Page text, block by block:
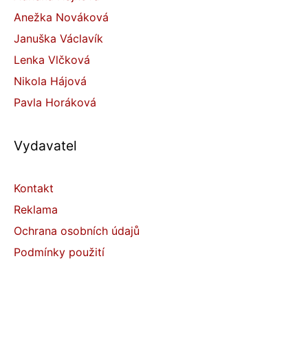
Anežka Nováková
Januška Václavík
Lenka Vlčková
Nikola Hájová
Pavla Horáková
Vydavatel
Kontakt
Reklama
Ochrana osobních údajů
Podmínky použití